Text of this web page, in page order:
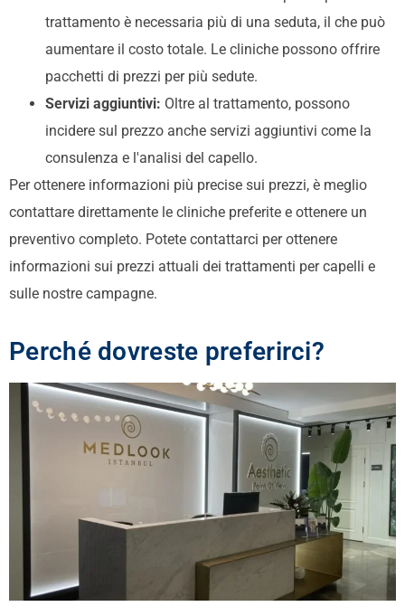
trattamento è necessaria più di una seduta, il che può
aumentare il costo totale. Le cliniche possono offrire
pacchetti di prezzi per più sedute.
Servizi aggiuntivi: Oltre al trattamento, possono
incidere sul prezzo anche servizi aggiuntivi come la
consulenza e l'analisi del capello.
Per ottenere informazioni più precise sui prezzi, è meglio
contattare direttamente le cliniche preferite e ottenere un
preventivo completo. Potete contattarci per ottenere
informazioni sui prezzi attuali dei trattamenti per capelli e
sulle nostre campagne.
Perché dovreste preferirci?